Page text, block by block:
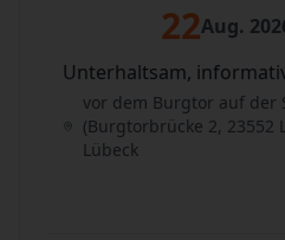
22Aug.
Unterhaltsam,
vor dem Burgtor auf der
(Burgtorbrücke 2, 23552
Lübeck